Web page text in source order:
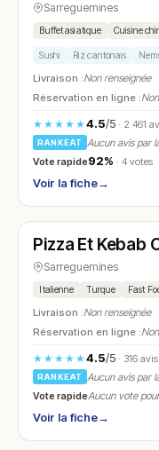
Sarreguemines
Buffet asiatique Cuisine
Sushi Riz cantonais
Livraison :Non renseignée
Réservation en ligne :
★★★★★4.5/5· 2 461
RANKEAT
Aucun avis par
Vote rapide92% · 4 votes
Voir la fiche→
N° 19
Pizza Et Kebab
Sarreguemines
Italienne Turque Fast
Livraison :Non renseignée
Réservation en ligne :
★★★★★4.5/5· 316
RANKEAT
Aucun avis par
Vote rapideAucun vote
Voir la fiche→